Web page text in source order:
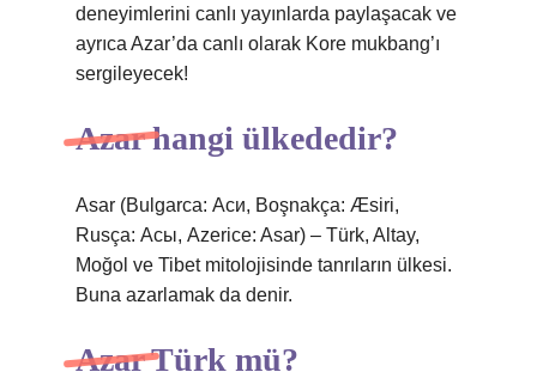
deneyimlerini canlı yayınlarda paylaşacak ve
ayrıca Azar’da canlı olarak Kore mukbang’ı
sergileyecek!
Azar hangi ülkededir?
Asar (Bulgarca: Аси, Boşnakça: Æsiri,
Rusça: Асы, Azerice: Asar) – Türk, Altay,
Moğol ve Tibet mitolojisinde tanrıların ülkesi.
Buna azarlamak da denir.
Azar Türk mü?